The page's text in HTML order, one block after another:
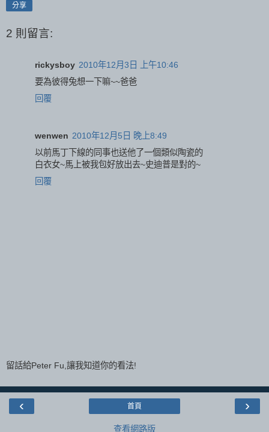
分享
2 則留言:
rickysboy 2010年12月3日 上午10:46
要為彼得兔想一下嘛~~爸爸
回覆
wenwen 2010年12月5日 晚上8:49
以前馬丁下線的同事也送他了一個類似陶瓷的
白衣女~馬上被我包好放出去~史迪普是對的~
回覆
留話給Peter Fu,讓我知道你的看法!
‹ ›
首頁
查看網路版